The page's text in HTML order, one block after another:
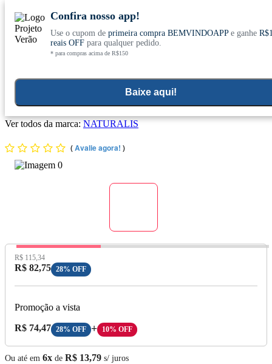
Conheça nosso site novo! E comemore com 0
Confira nosso app!
Use o cupom de primeira compra BEMVINDOAPPe ganhe
reais OFFpara qualquer pedido.
* para compras acima de R$150
Baixe aqui!
Óleo de Peixe Ômega-3 TG Tradicional 90 Cápsulas - Naturalis
Ver todos da marca: NATURALIS
(Avalie agora! )
Preço Original:
R$ 115,34
Preço com Desconto:
R$ 82,75 28% OFF
Promoção a vista
Preço A Vista:
R$ 74,47 28% OFF + 10% OFF
Ou até em 6x de R$ 13,79 s/ juros